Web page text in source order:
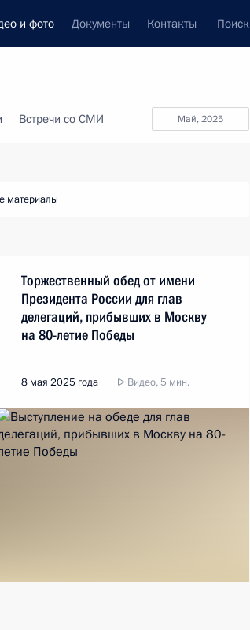
и фото Документы Контакты Поиск
май, 2025
Встречи со СМИ
материалы
Торжественный обед от имени
Президента России для глав
делегаций, прибывших в Москву
на 80-летие Победы
8 мая 2025 года Видео, 5 мин.